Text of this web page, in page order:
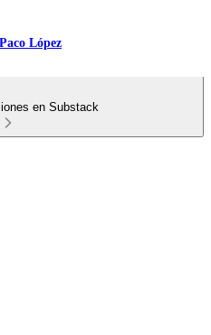
López
en Substack